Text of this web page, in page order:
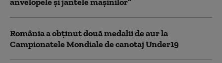
România a obținut două medalii de aur la
Campionatele Mondiale de canotaj Under19